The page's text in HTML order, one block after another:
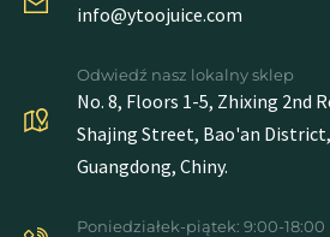
info@ytoojuice.com
Odwiedź nasz lokalny sklep
No. 8, Floors 1-5, Zhixing 2nd
Shajing Street, Bao'an
Guangdong, Chiny.
Poniedziałek-piątek: 9:00-18:00